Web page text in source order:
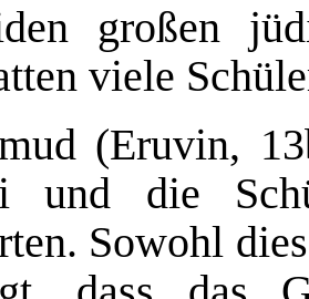
großen
viele
(Eruvin,
und die
Sowohl